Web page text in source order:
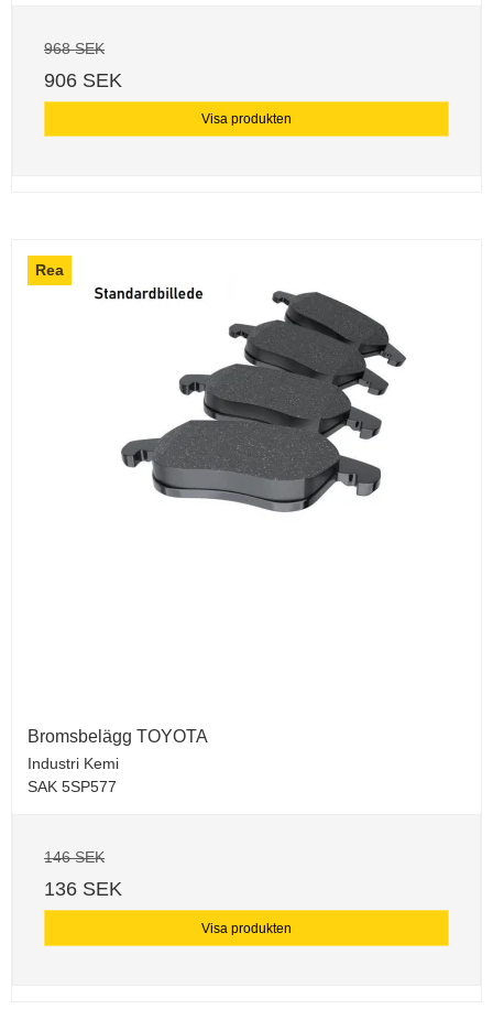
968 SEK
906 SEK
Visa produkten
Rea
Bromsbelägg TOYOTA
Industri Kemi
SAK 5SP577
146 SEK
136 SEK
Visa produkten